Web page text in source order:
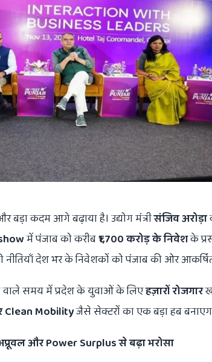
बड़ा कदम आगे बढ़ाया है। उद्योग मंत्रीसंजिव अरोड़ा
में पंजाब को करीब₹1,700करोड़ के निवेशके
नीतियाँ देश भर के निवेशकों को पंजाब की ओर
वाले समय में प्रदेश के युवाओं के लिएहज़ारों रोजगार
Clean Mobilityजैसे सेक्टरों का एक बड़ा हब
औरPower Surplusसे बढ़ा भरोसा